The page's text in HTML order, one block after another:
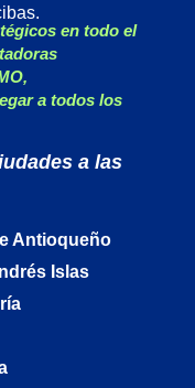
en todo el
,
a todos los
a las
Antioqueño
Islas